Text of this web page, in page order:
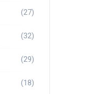
(27)
(32)
(29)
(18)